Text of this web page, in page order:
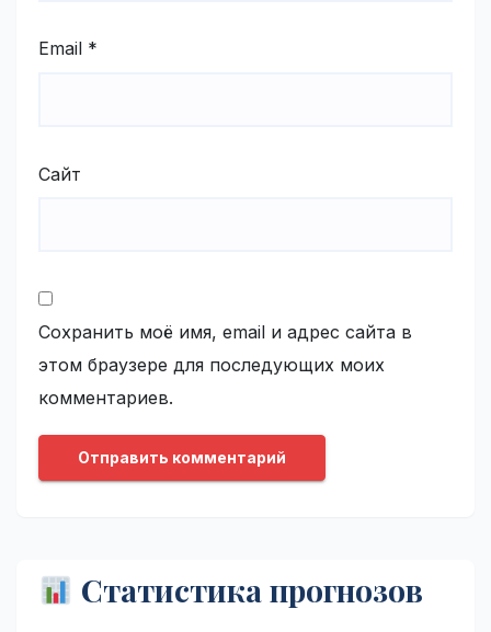
Email *
Сайт
Сохранить моё имя, email и адрес сайта в
этом браузере для последующих моих
комментариев.
Статистика прогнозов